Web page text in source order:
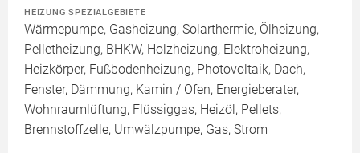
HEIZUNG SPEZIALGEBIETE
Wärmepumpe, Gasheizung, Solarthermie, Ölheizung,
Pelletheizung, BHKW, Holzheizung, Elektroheizung,
Heizkörper, Fußbodenheizung, Photovoltaik, Dach,
Fenster, Dämmung, Kamin / Ofen, Energieberater,
Wohnraumlüftung, Flüssiggas, Heizöl, Pellets,
Brennstoffzelle, Umwälzpumpe, Gas, Strom